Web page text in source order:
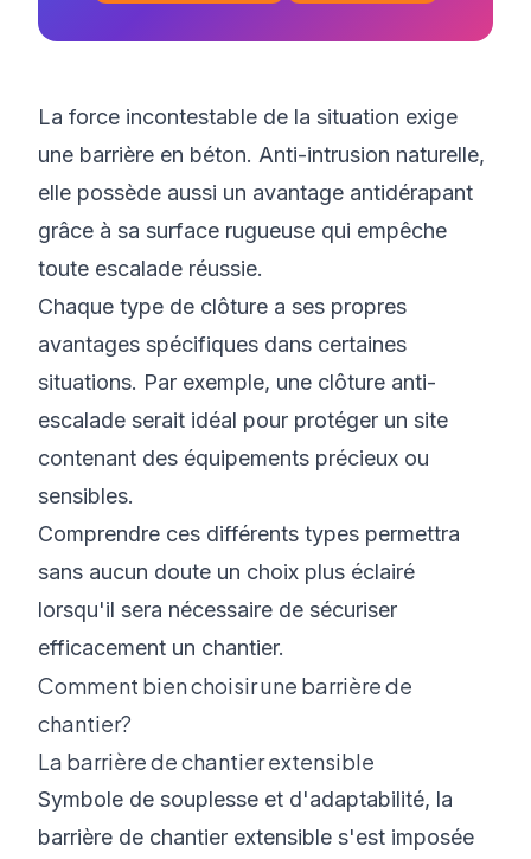
La force incontestable de la situation exige
une barrière en béton. Anti-intrusion naturelle,
elle possède aussi un avantage antidérapant
grâce à sa surface rugueuse qui empêche
toute escalade réussie.
Chaque type de clôture a ses propres
avantages spécifiques dans certaines
situations. Par exemple, une clôture anti-
escalade serait idéal pour protéger un site
contenant des équipements précieux ou
sensibles.
Comprendre ces différents types permettra
sans aucun doute un choix plus éclairé
lorsqu'il sera nécessaire de sécuriser
efficacement un chantier.
Comment bien choisir une barrière de
chantier?
La barrière de chantier extensible
Symbole de souplesse et d'adaptabilité, la
barrière de chantier extensible s'est imposée